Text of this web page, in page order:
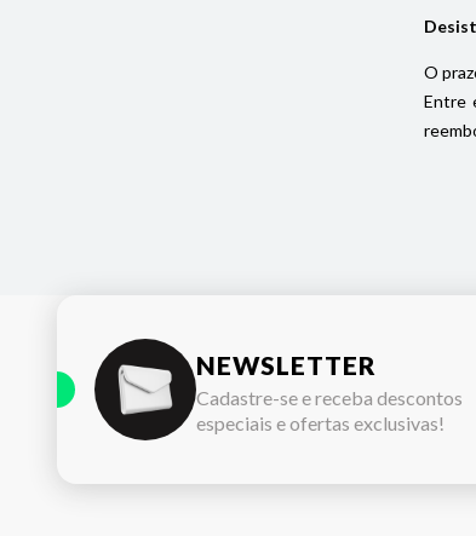
O
Entre
NEWSLETTER
Cadastre-se e receba descontos
especiais e ofertas exclusivas!